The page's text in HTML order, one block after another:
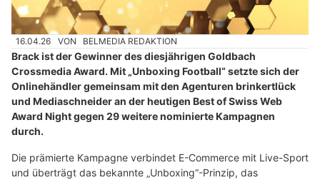
16.04.26 VON BELMEDIA REDAKTION
Brack ist der Gewinner des diesjährigen Goldbach
Crossmedia Award. Mit „Unboxing Football“ setzte sich der
Onlinehändler gemeinsam mit den Agenturen brinkertlück
und Mediaschneider an der heutigen Best of Swiss Web
Award Night gegen 29 weitere nominierte Kampagnen
durch.
Die prämierte Kampagne verbindet E-Commerce mit Live-Sport
und überträgt das bekannte „Unboxing“-Prinzip, das